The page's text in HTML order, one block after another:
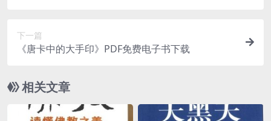
下一篇
《唐卡中的大手印》PDF免费电子书下载
相关文章